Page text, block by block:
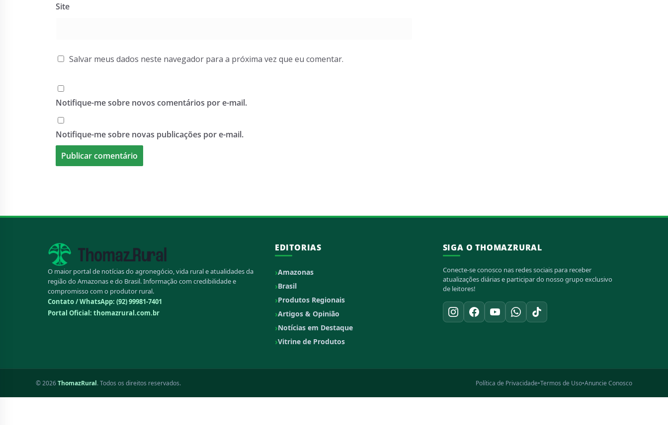
Site
Salvar meus dados neste navegador para a próxima vez que eu comentar.
Notifique-me sobre novos comentários por e-mail.
Notifique-me sobre novas publicações por e-mail.
O maior portal de notícias do agronegócio, vida rural e atualidades da
região do Amazonas e do Brasil. Informação com credibilidade e
compromisso com o produtor rural.
Contato / WhatsApp: (92) 99981-7401
Portal Oficial: thomazrural.com.br
EDITORIAS
Amazonas
Brasil
Produtos Regionais
Artigos & Opinião
Notícias em Destaque
Vitrine de Produtos
SIGA O THOMAZRURAL
Conecte-se conosco nas redes sociais para receber
atualizações diárias e participar do nosso grupo exclusivo
de leitores!
© 2026ThomazRural. Todos os direitos reservados. Política de Privacidade•Termos de Uso•Anuncie Conosco